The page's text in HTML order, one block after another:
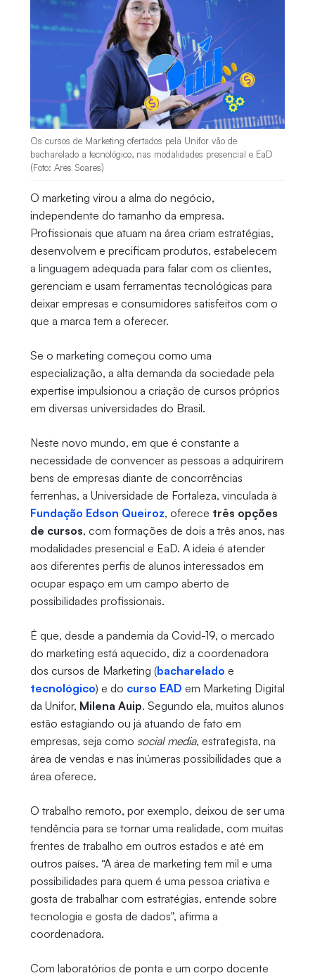
Os cursos de Marketing ofertados pela Unifor vão de
bacharelado a tecnológico, nas modalidades presencial e EaD
(Foto: Ares Soares)
O marketing virou a alma do negócio,
independente do tamanho da empresa.
Profissionais que atuam na área criam estratégias,
desenvolvem e precificam produtos, estabelecem
a linguagem adequada para falar com os clientes,
gerenciam e usam ferramentas tecnológicas para
deixar empresas e consumidores satisfeitos com o
que a marca tem a oferecer.
Se o marketing começou como uma
especialização, a alta demanda da sociedade pela
expertise impulsionou a criação de cursos próprios
em diversas universidades do Brasil.
Neste novo mundo, em que é constante a
necessidade de convencer as pessoas a adquirirem
bens de empresas diante de concorrências
ferrenhas, a Universidade de Fortaleza, vinculada à
Fundação Edson Queiroz, oferece três opções
de cursos, com formações de dois a três anos, nas
modalidades presencial e EaD. A ideia é atender
aos diferentes perfis de alunos interessados em
ocupar espaço em um campo aberto de
possibilidades profissionais.
É que, desde a pandemia da Covid-19, o mercado
do marketing está aquecido, diz a coordenadora
dos cursos de Marketing (bacharelado e
tecnológico) e do curso EAD em Marketing Digital
da Unifor, Milena Auip. Segundo ela, muitos alunos
estão estagiando ou já atuando de fato em
empresas, seja como social media, estrategista, na
área de vendas e nas inúmeras possibilidades que a
área oferece.
O trabalho remoto, por exemplo, deixou de ser uma
tendência para se tornar uma realidade, com muitas
frentes de trabalho em outros estados e até em
outros países. “A área de marketing tem mil e uma
possibilidades para quem é uma pessoa criativa e
gosta de trabalhar com estratégias, entende sobre
tecnologia e gosta de dados", afirma a
coordenadora.
Com laboratórios de ponta e um corpo docente